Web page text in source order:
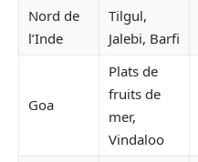
Nord de
l’Inde
Tilgul,
Jalebi, Barfi
Goa
Plats de
fruits de
mer,
Vindaloo